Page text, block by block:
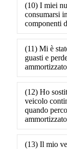
(10) I miei
consumarsi
componenti
(11) Mi è
guasti e
(12) Ho
veicolo
quando
(13) Il mio